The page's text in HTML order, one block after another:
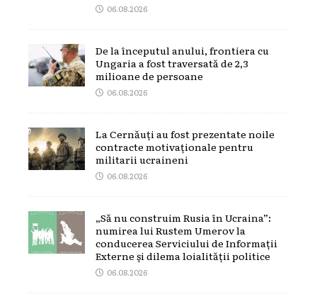
06.08.2026
De la începutul anului, frontiera cu
Ungaria a fost traversată de 2,3
milioane de persoane
06.08.2026
La Cernăuți au fost prezentate noile
contracte motivaționale pentru
militarii ucraineni
06.08.2026
„Să nu construim Rusia în Ucraina”:
numirea lui Rustem Umerov la
conducerea Serviciului de Informații
Externe și dilema loialității politice
06.08.2026